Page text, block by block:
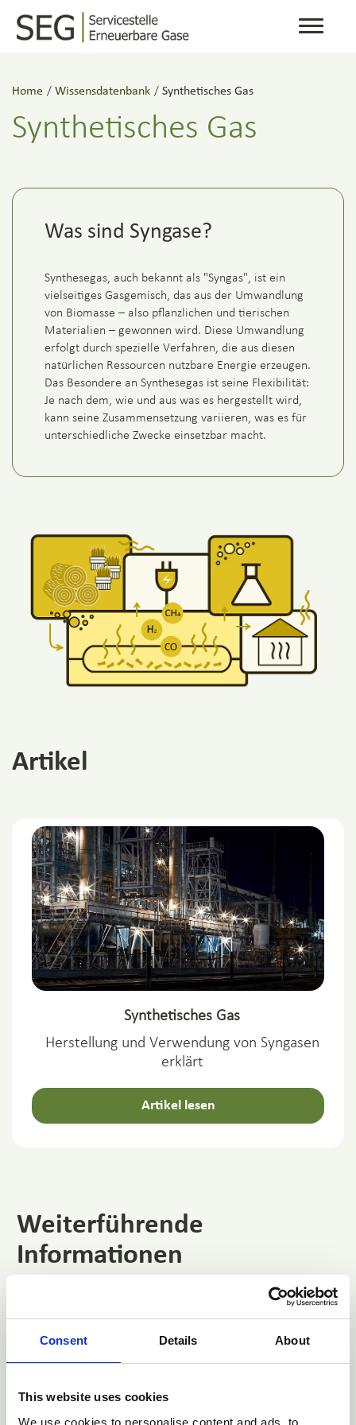
Consent Details About
This website uses cookies
We use cookies to personalise content and ads, to
Toggle
Home / Wissensdatenbank / Synthetisches Gas
Synthetisches Gas
Was sind Syngase?
Synthesegas, auch bekannt als "Syngas", ist ein
vielseitiges Gasgemisch, das aus der Umwandlung
von Biomasse – also pflanzlichen und tierischen
Materialien – gewonnen wird. Diese Umwandlung
erfolgt durch spezielle Verfahren, die aus diesen
natürlichen Ressourcen nutzbare Energie erzeugen.
Das Besondere an Synthesegas ist seine Flexibilität:
Je nach dem, wie und aus was es hergestellt wird,
kann seine Zusammensetzung variieren, was es für
unterschiedliche Zwecke einsetzbar macht.
Artikel
Synthetisches Gas
Herstellung und Verwendung von Syngasen
erklärt
Artikel lesen
Weiterführende
Informationen
SEG Marktbericht